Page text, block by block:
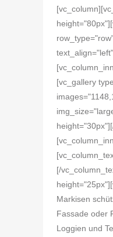
[vc_gallery
[/
Markisen
Fassade oder
Loggien und